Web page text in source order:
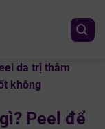
da trị thâm
không
Peel để